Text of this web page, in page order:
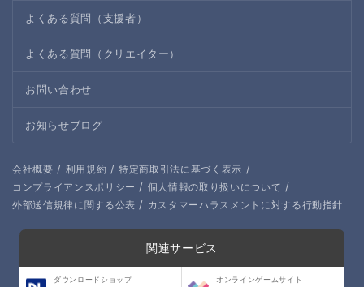
よくある質問（支援者）
よくある質問（クリエイター）
お問い合わせ
お知らせブログ
会社概要 / 利用規約 / 特定商取引法に基づく表示 /
コンプライアンスポリシー / 個人情報の取り扱いについて /
外部送信規律に関する公表 / カスタマーハラスメントに対する行動指針
関連サービス
ダウンロードショップ オンラインゲームサイト